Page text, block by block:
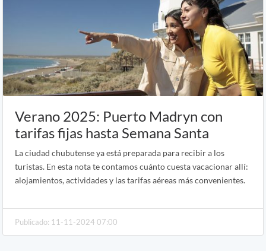
Verano 2025: Puerto Madryn con
tarifas fijas hasta Semana Santa
La ciudad chubutense ya está preparada para recibir a los
turistas. En esta nota te contamos cuánto cuesta vacacionar allí:
alojamientos, actividades y las tarifas aéreas más convenientes.
Publicado: 11-11-2024 07:00